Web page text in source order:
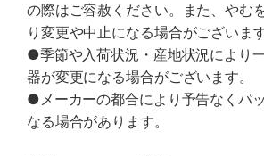
の際はご容赦ください。また、やむ
り変更や中止になる場合がございます
●季節や入荷状況・産地状況により
器が変更になる場合がございます。
●メーカーの都合により予告なくパ
なる場合があります。